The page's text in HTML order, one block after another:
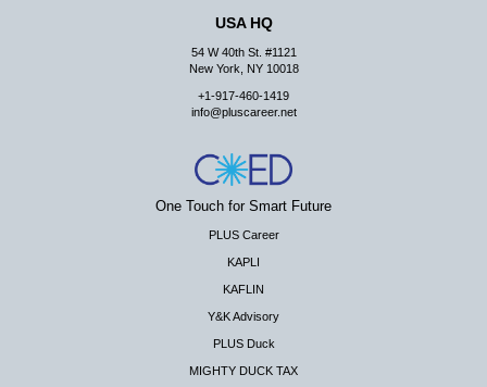
USA HQ
54 W 40th St. #1121
New York, NY 10018
+1-917-460-1419
info@pluscareer.net
One Touch for Smart Future
PLUS Career
KAPLI
KAFLIN
Y&K Advisory
PLUS Duck
MIGHTY DUCK TAX